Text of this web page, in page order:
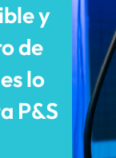
y
de
lo
P&S